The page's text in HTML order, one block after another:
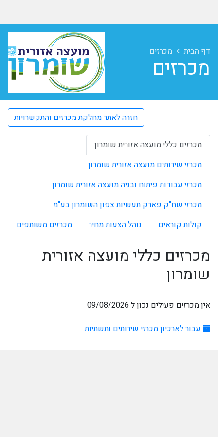
דף הבית מכרזים
מכרזים
חזרה לאתר מחלקת מכרזים והתקשרויות
מכרזים כללי מועצה אזורית שומרון
מכרזי שירותים מועצה אזורית שומרון
מכרזי עבודות פיתוח ובניה מועצה אזורית שומרון
מכרזי שח"ק פארק תעשיות צפון השומרון בע"מ
קולות קוראים
נוהל הצעות מחיר מכרזים משותפים
מכרזים כללי מועצה אזורית
שומרון
אין מכרזים פעילים נכון ל 09/08/2026
עבור לארכיון מכרזי שירותים ותשתיות